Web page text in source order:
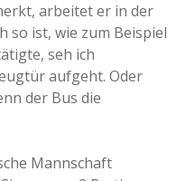
arbeitet er in der
so ist, wie zum Beispiel
seh ich
aufgeht. Oder
der Bus die
Mannschaft